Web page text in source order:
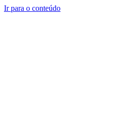
Ir para o conteúdo